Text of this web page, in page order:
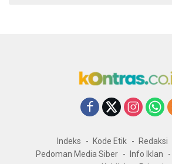
Indeks Kode Etik Redaksi
Pedoman Media Siber
Info Iklan